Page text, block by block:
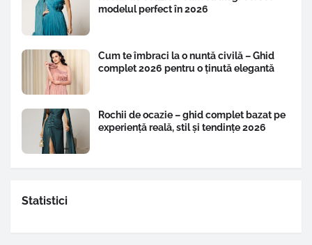
modelul perfect în 2026
Cum te îmbraci la o nuntă civilă – Ghid
complet 2026 pentru o ținută elegantă
Rochii de ocazie – ghid complet bazat pe
experiență reală, stil și tendințe 2026
Statistici